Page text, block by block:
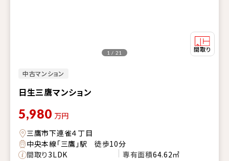
中古マンション
日生三鷹マンション
1 / 21
5,980 万円
三鷹市下連雀４丁目
中央本線「三鷹」駅 徒歩10分
間取り3LDK 専有面積64.62㎡